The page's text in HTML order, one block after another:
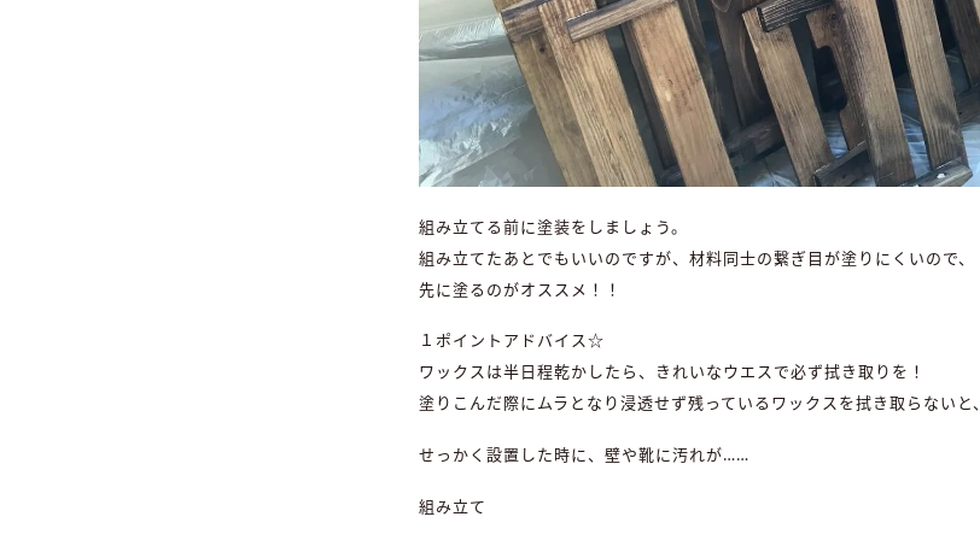
組み立てる前に塗装をしましょう。
組み立てたあとでもいいのですが、材料同士の繋ぎ目が塗りにくいので、
先に塗るのがオススメ！！
１ポイントアドバイス☆
ワックスは半日程乾かしたら、きれいなウエスで必ず拭き取りを！
塗りこんだ際にムラとなり浸透せず残っているワックスを拭き取らないと、
せっかく設置した時に、壁や靴に汚れが……
組み立て